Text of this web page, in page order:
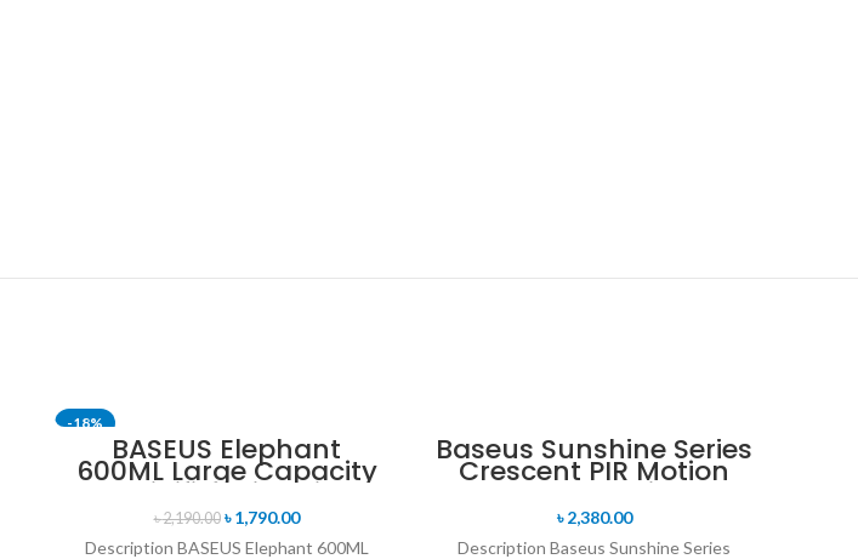
-18%
SOLD OUTBASEUS Elephant
600ML Large Capacity
Humidifier with Night
Light Function
৳2,190.00 ৳1,790.00
Description BASEUS Elephant 600ML
Baseus Sunshine Series
Crescent PIR Motion
Sensor Semiarc
Wardrobe Light -
(Natural Light)
৳2,380.00
Description Baseus Sunshine Series